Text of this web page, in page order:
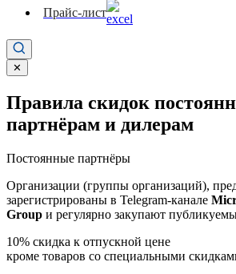
Прайс-лист
✕
Правила скидок
партнёрам и дилерам
Постоянные партнёры
Организации (группы организаций),
зарегистрированы в Telegram-канале
Group и регулярно закупают
10% скидка к отпускной цене
кроме товаров со специальными